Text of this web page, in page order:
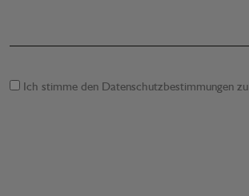
Ich stimme den Datenschutzbestimmungen zu